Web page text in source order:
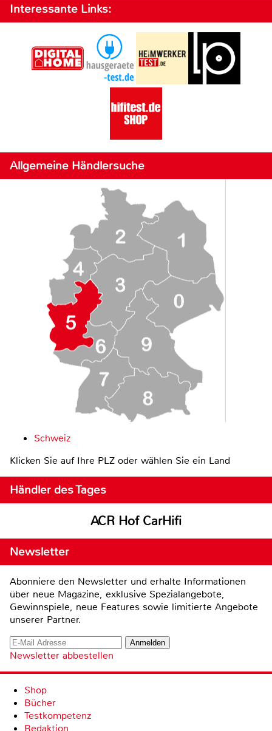
Interessante Links:
Allgemeine Händlersuche
Schweiz
Klicken Sie auf Ihre PLZ oder wählen Sie ein Land
Händler des Tages
ACR Hof CarHifi
Newsletter
Abonniere den Newsletter und erhalte Informationen
über neue Magazine, exklusive Spezialangebote,
Gewinnspiele, neue Features sowie limitierte Angebote
unserer Partner.
Newsletter abbestellen
Shop
Bücher
Testkompetenz
Redaktion